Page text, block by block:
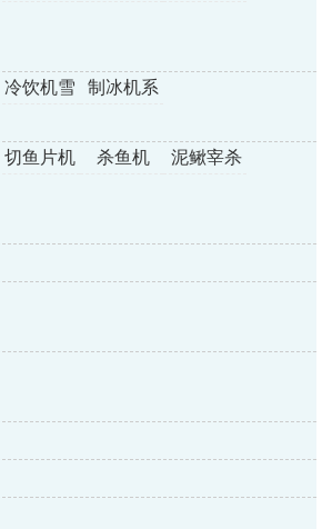
冷饮机雪
制冰机系
切鱼片机 杀鱼机
泥鳅宰杀